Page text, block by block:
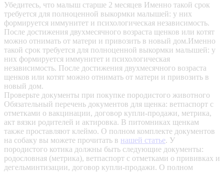
Убедитесь, что малыш старше 2 месяцев Именно такой срок
требуется для полноценной выкормки малышей: у них
формируется иммунитет и психологическая независимость.
После достижения двухмесячного возраста щенков или котят
можно отнимать от матери и привозить в новый дом.Именно
такой срок требуется для полноценной выкормки малышей: у
них формируется иммунитет и психологическая
независимость. После достижения двухмесячного возраста
щенков или котят можно отнимать от матери и привозить в
новый дом.
Проверьте документы при покупке породистого животного
Обязательный перечень документов для щенка: ветпаспорт с
отметками о вакцинации, договор купли-продажи, метрика,
акт вязки родителей и актировка. В питомниках щенкам
также проставляют клеймо. О полном комплекте документов
на собаку вы можете прочитать в нашей статье. У
породистого котика должны быть следующие документы:
родословная (метрика), ветпаспорт с отметками о прививках и
дегельминтизации, договор купли-продажи. О полном